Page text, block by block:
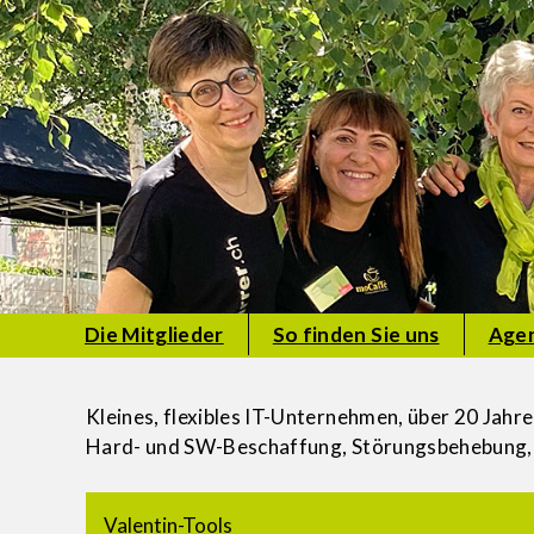
Die Mitglieder So finden Sie uns
Kleines, flexibles IT-Unternehmen, über 20
Hard- und SW-Beschaffung, Störungsbehebung,
Valentin-Tools